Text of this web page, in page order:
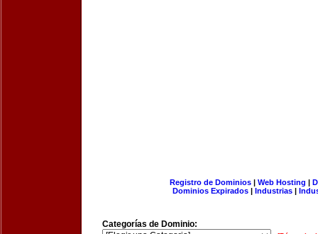
Registro de Dominios| Web Hosting |
Dominios Expirados | Industrias |
Categorías de Dominio: